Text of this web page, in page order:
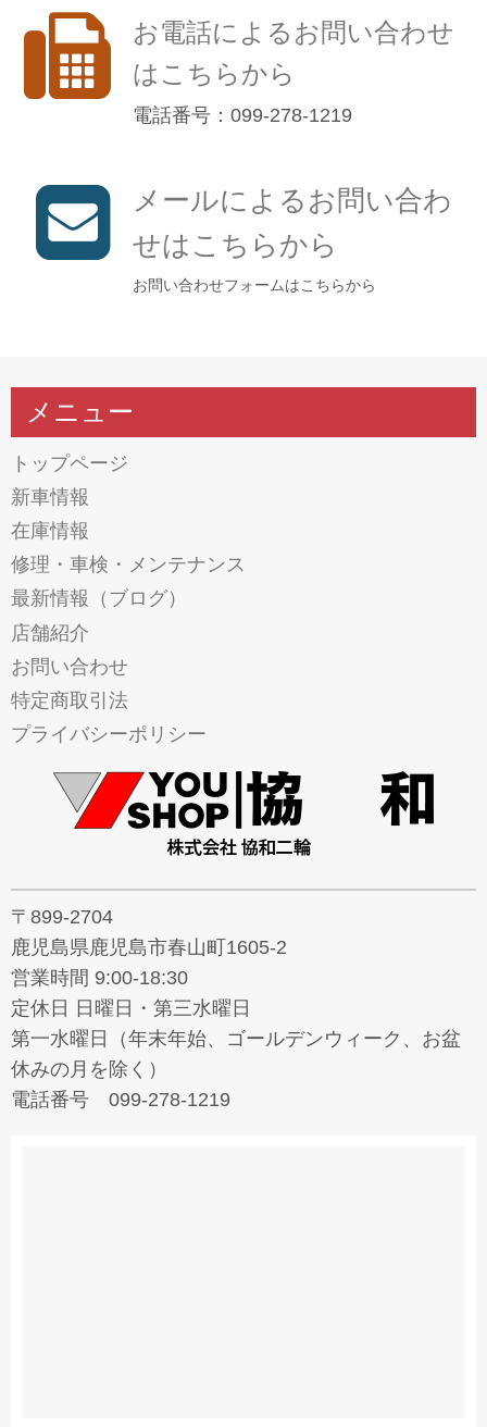
お電話によるお問い合わせ
はこちらから
電話番号：099-278-1219
メールによるお問い合わ
せはこちらから
お問い合わせフォームはこちらから
メニュー
トップページ
新車情報
在庫情報
修理・車検・メンテナンス
最新情報（ブログ）
店舗紹介
お問い合わせ
特定商取引法
プライバシーポリシー
〒899-2704
鹿児島県鹿児島市春山町1605-2
営業時間 9:00-18:30
定休日 日曜日・第三水曜日
第一水曜日（年末年始、ゴールデンウィーク、お盆
休みの月を除く）
電話番号 099-278-1219